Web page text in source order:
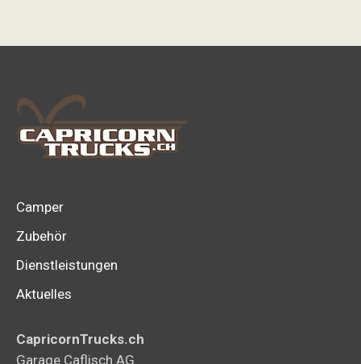
Camper
Zubehör
Dienstleistungen
Aktuelles
CapricornTrucks.ch
Garage Caflisch AG